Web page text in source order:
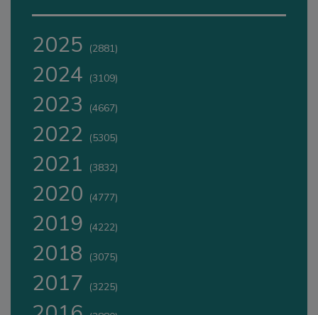
2025 (2881)
2024 (3109)
2023 (4667)
2022 (5305)
2021 (3832)
2020 (4777)
2019 (4222)
2018 (3075)
2017 (3225)